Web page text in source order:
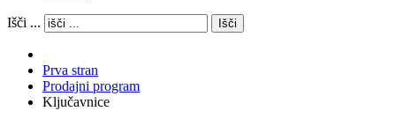
Išči ... Išči
Prva stran
Prodajni program
Ključavnice